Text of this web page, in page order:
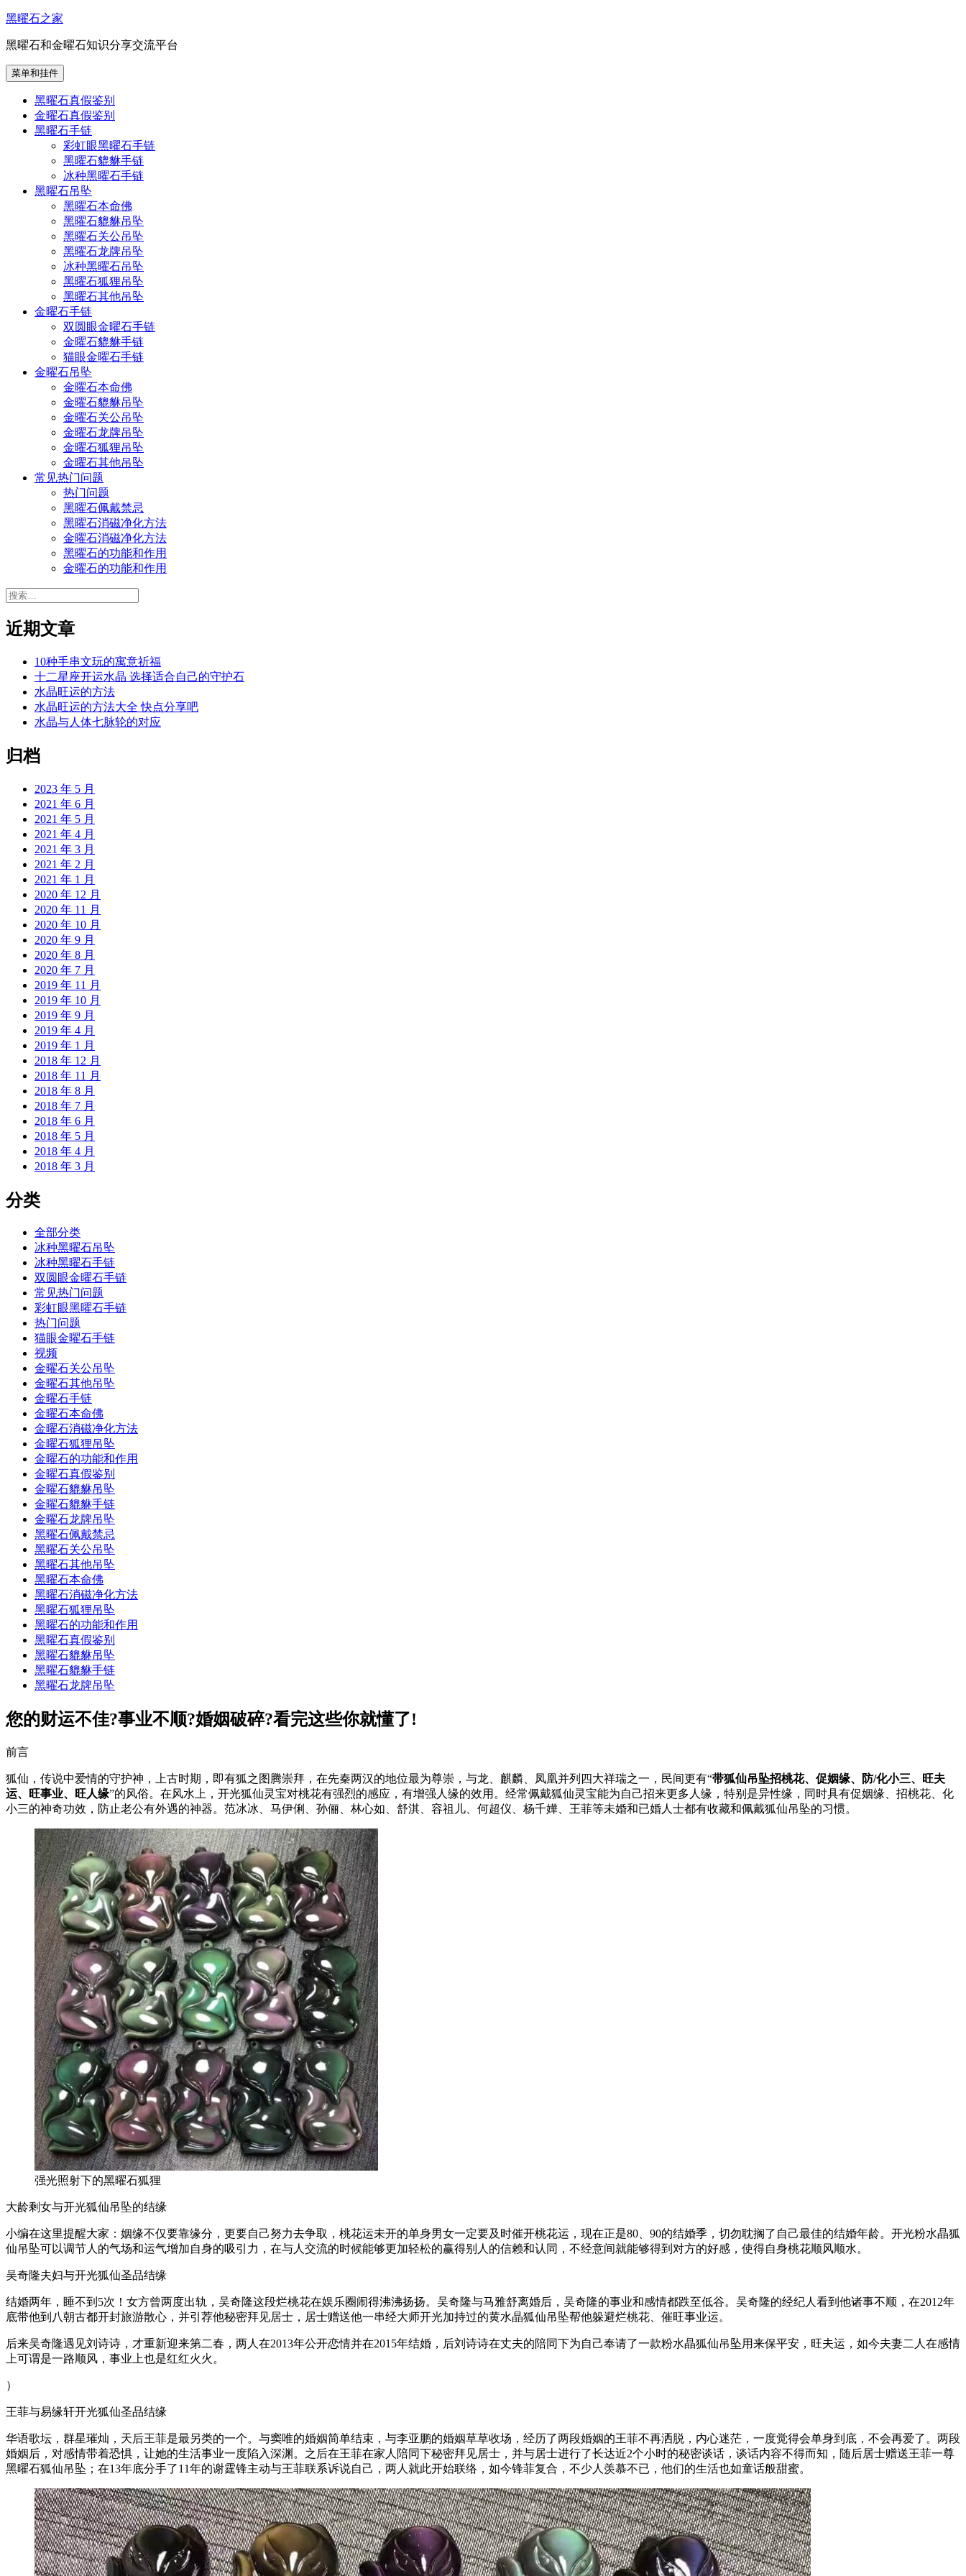
跳
内
容
黑曜石之家
黑曜石和金曜石知识分享交流平台
菜单和挂件
黑曜石真假鉴别
金曜石真假鉴别
黑曜石手链
彩虹眼黑曜石手链
黑曜石貔貅手链
冰种黑曜石手链
黑曜石吊坠
黑曜石本命佛
黑曜石貔貅吊坠
黑曜石关公吊坠
黑曜石龙牌吊坠
冰种黑曜石吊坠
黑曜石狐狸吊坠
黑曜石其他吊坠
金曜石手链
双圆眼金曜石手链
金曜石貔貅手链
猫眼金曜石手链
金曜石吊坠
金曜石本命佛
金曜石貔貅吊坠
金曜石关公吊坠
金曜石龙牌吊坠
金曜石狐狸吊坠
金曜石其他吊坠
常见热门问题
热门问题
黑曜石佩戴禁忌
黑曜石消磁净化方法
金曜石消磁净化方法
黑曜石的功能和作用
金曜石的功能和作用
搜
近期文章
10种手串文玩的寓意祈福
十二星座开运水晶 选择适合自己的守护石
水晶旺运的方法
水晶旺运的方法大全 快点分享吧
水晶与人体七脉轮的对应
归档
2023 年 5 月
2021 年 6 月
2021 年 5 月
2021 年 4 月
2021 年 3 月
2021 年 2 月
2021 年 1 月
2020 年 12 月
2020 年 11 月
2020 年 10 月
2020 年 9 月
2020 年 8 月
2020 年 7 月
2019 年 11 月
2019 年 10 月
2019 年 9 月
2019 年 4 月
2019 年 1 月
2018 年 12 月
2018 年 11 月
2018 年 8 月
2018 年 7 月
2018 年 6 月
2018 年 5 月
2018 年 4 月
2018 年 3 月
分类
全部分类
冰种黑曜石吊坠
冰种黑曜石手链
双圆眼金曜石手链
常见热门问题
彩虹眼黑曜石手链
热门问题
猫眼金曜石手链
视频
金曜石关公吊坠
金曜石其他吊坠
金曜石手链
金曜石本命佛
金曜石消磁净化方法
金曜石狐狸吊坠
金曜石的功能和作用
金曜石真假鉴别
金曜石貔貅吊坠
金曜石貔貅手链
金曜石龙牌吊坠
黑曜石佩戴禁忌
黑曜石关公吊坠
黑曜石其他吊坠
黑曜石本命佛
黑曜石消磁净化方法
黑曜石狐狸吊坠
黑曜石的功能和作用
黑曜石真假鉴别
黑曜石貔貅吊坠
黑曜石貔貅手链
黑曜石龙牌吊坠
您的财运不佳?事业不顺?婚姻破碎?看完这些你就懂了!
前言
狐仙，传说中爱情的守护神，上古时期，即有狐之图腾崇拜，在先秦两汉的地位最为尊崇，与龙、麒麟、凤凰并列四大祥瑞之一，民间更有“带狐仙吊坠招桃花、促姻缘、防/化小三、旺夫
运、旺事业、旺人缘”的风俗。在风水上，开光狐仙灵宝对桃花有强烈的感应，有增强人缘的效用。经常佩戴狐仙灵宝能为自己招来更多人缘，特别是异性缘，同时具有促姻缘、招桃花、化
小三的神奇功效，防止老公有外遇的神器。范冰冰、马伊俐、孙俪、林心如、舒淇、容祖儿、何超仪、杨千嬅、王菲等未婚和已婚人士都有收藏和佩戴狐仙吊坠的习惯。
强光照射下的黑曜石狐狸
大龄剩女与开光狐仙吊坠的结缘
小编在这里提醒大家：姻缘不仅要靠缘分，更要自己努力去争取，桃花运未开的单身男女一定要及时催开桃花运，现在正是80、90的结婚季，切勿耽搁了自己最佳的结婚年龄。开光粉水晶狐
仙吊坠可以调节人的气场和运气增加自身的吸引力，在与人交流的时候能够更加轻松的赢得别人的信赖和认同，不经意间就能够得到对方的好感，使得自身桃花顺风顺水。
吴奇隆夫妇与开光狐仙圣品结缘
结婚两年，睡不到5次！女方曾两度出轨，吴奇隆这段烂桃花在娱乐圈闹得沸沸扬扬。吴奇隆与马雅舒离婚后，吴奇隆的事业和感情都跌至低谷。吴奇隆的经纪人看到他诸事不顺，在2012年
底带他到八朝古都开封旅游散心，并引荐他秘密拜见居士，居士赠送他一串经大师开光加持过的黄水晶狐仙吊坠帮他躲避烂桃花、催旺事业运。
后来吴奇隆遇见刘诗诗，才重新迎来第二春，两人在2013年公开恋情并在2015年结婚，后刘诗诗在丈夫的陪同下为自己奉请了一款粉水晶狐仙吊坠用来保平安，旺夫运，如今夫妻二人在感情
上可谓是一路顺风，事业上也是红红火火。
）
王菲与易缘轩开光狐仙圣品结缘
华语歌坛，群星璀灿，天后王菲是最另类的一个。与窦唯的婚姻简单结束，与李亚鹏的婚姻草草收场，经历了两段婚姻的王菲不再洒脱，内心迷茫，一度觉得会单身到底，不会再爱了。两段
婚姻后，对感情带着恐惧，让她的生活事业一度陷入深渊。之后在王菲在家人陪同下秘密拜见居士，并与居士进行了长达近2个小时的秘密谈话，谈话内容不得而知，随后居士赠送王菲一尊
黑曜石狐仙吊坠；在13年底分手了11年的谢霆锋主动与王菲联系诉说自己，两人就此开始联络，如今锋菲复合，不少人羡慕不已，他们的生活也如童话般甜蜜。